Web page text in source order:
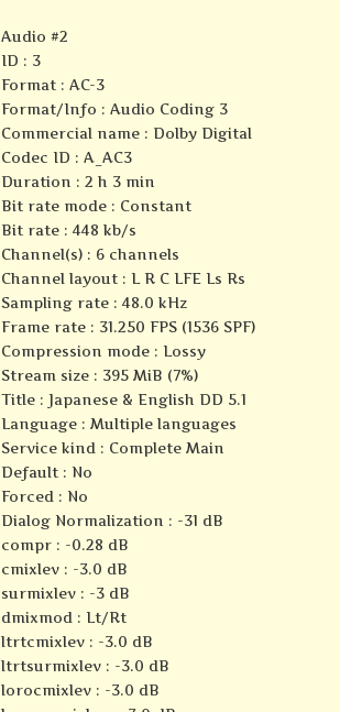
Audio #2
ID : 3
Format : AC-3
Format/Info : Audio Coding 3
Commercial name : Dolby Digital
Codec ID : A_AC3
Duration : 2 h 3 min
Bit rate mode : Constant
Bit rate : 448 kb/s
Channel(s) : 6 channels
Channel layout : L R C LFE Ls Rs
Sampling rate : 48.0 kHz
Frame rate : 31.250 FPS (1536 SPF)
Compression mode : Lossy
Stream size : 395 MiB (7%)
Title : Japanese & English DD 5.1
Language : Multiple languages
Service kind : Complete Main
Default : No
Forced : No
Dialog Normalization : -31 dB
compr : -0.28 dB
cmixlev : -3.0 dB
surmixlev : -3 dB
dmixmod : Lt/Rt
ltrtcmixlev : -3.0 dB
ltrtsurmixlev : -3.0 dB
lorocmixlev : -3.0 dB